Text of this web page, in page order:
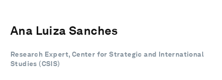
Ana Luiza Sanches
Research Expert, Center for Strategic and International
Studies (CSIS)